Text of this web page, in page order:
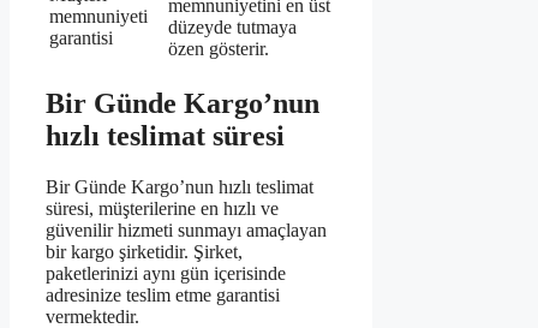
memnuniyeti
garantisi
memnuniyetini en üst
düzeyde tutmaya
özen gösterir.
Bir Günde Kargo’nun
hızlı teslimat süresi
Bir Günde Kargo’nun hızlı teslimat
süresi, müşterilerine en hızlı ve
güvenilir hizmeti sunmayı amaçlayan
bir kargo şirketidir. Şirket,
paketlerinizi aynı gün içerisinde
adresinize teslim etme garantisi
vermektedir.